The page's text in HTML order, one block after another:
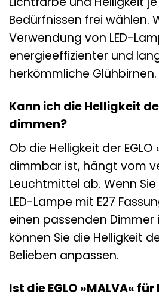
Bedürfnissen frei wählen.
Verwendung von LED-
energieeffizienter und
herkömmliche Glühbirnen.
Kann ich die Helligkeit
dimmen?
Ob die Helligkeit der EGLO
dimmbar ist, hängt vom
Leuchtmittel ab. Wenn
LED-Lampe mit E27
einen passenden Dimmer
können Sie die Helligkeit
Belieben anpassen.
Ist die EGLO »MALVA«